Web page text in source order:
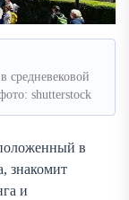
средневековой
shutterstock
в
знакомит
и